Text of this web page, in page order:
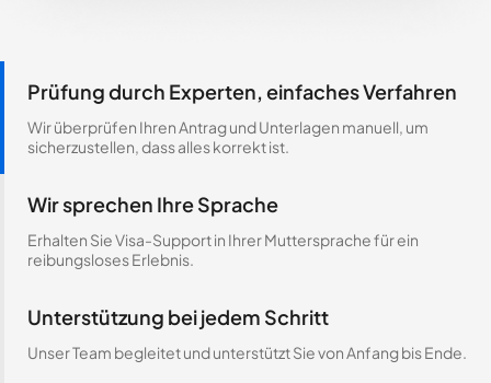
Prüfung durch Experten, einfaches Verfahren
Wir überprüfen Ihren Antrag und Unterlagen manuell, um
sicherzustellen, dass alles korrekt ist.
Wir sprechen Ihre Sprache
Erhalten Sie Visa-Support in Ihrer Muttersprache für ein
reibungsloses Erlebnis.
Unterstützung bei jedem Schritt
Unser Team begleitet und unterstützt Sie von Anfang bis Ende.